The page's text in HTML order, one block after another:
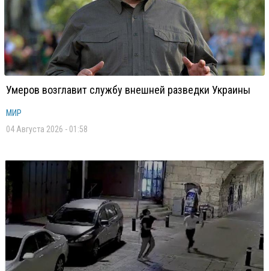
Умеров возглавит службу внешней разведки Украины
МИР
04 Августа 2026 - 01:58